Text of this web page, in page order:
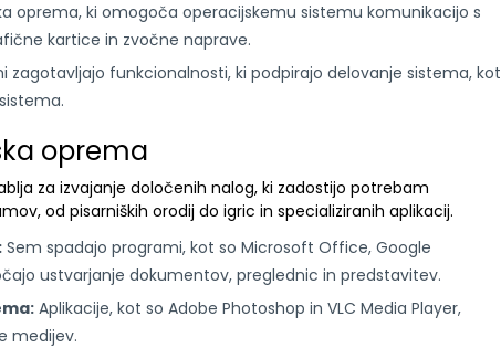
oprema, ki omogoča operacijskemu sistemu komunikacijo s
kartice in zvočne naprave.
zagotavljajo funkcionalnosti, ki podpirajo delovanje sistema, kot
oprema
za izvajanje določenih nalog, ki zadostijo potrebam
od pisarniških orodij do igric in specializiranih aplikacij.
Sem spadajo programi, kot so Microsoft Office, Google
ustvarjanje dokumentov, preglednic in predstavitev.
Aplikacije, kot so Adobe Photoshop in VLC Media Player,
medijev.